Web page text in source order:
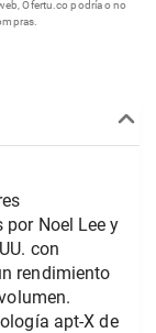
Ofertu.co podría o no
Noel Lee y
con
rendimiento
apt-X de